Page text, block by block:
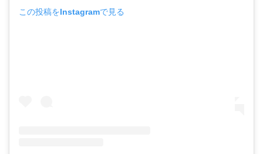
この投稿をInstagramで見る